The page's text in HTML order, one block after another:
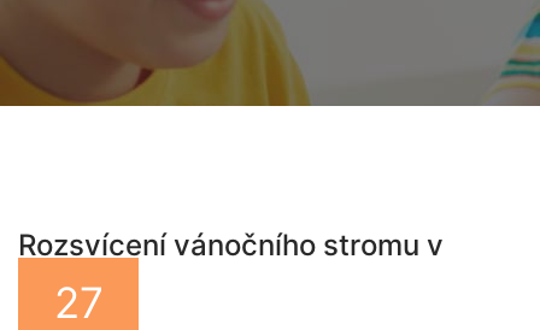
Rozsvícení vánočního stromu v
Jaroměři
27